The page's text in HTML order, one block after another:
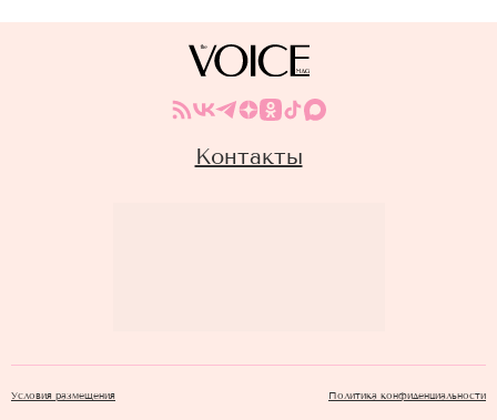
Контакты
Условия размещения Политика конфиденциальности